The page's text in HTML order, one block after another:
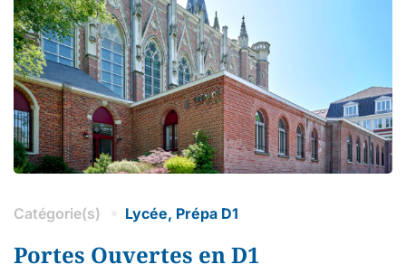
Catégorie(s) Lycée, Prépa D1
Portes Ouvertes en D1